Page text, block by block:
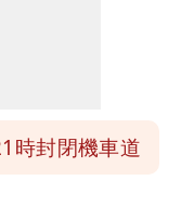
時封閉機車道